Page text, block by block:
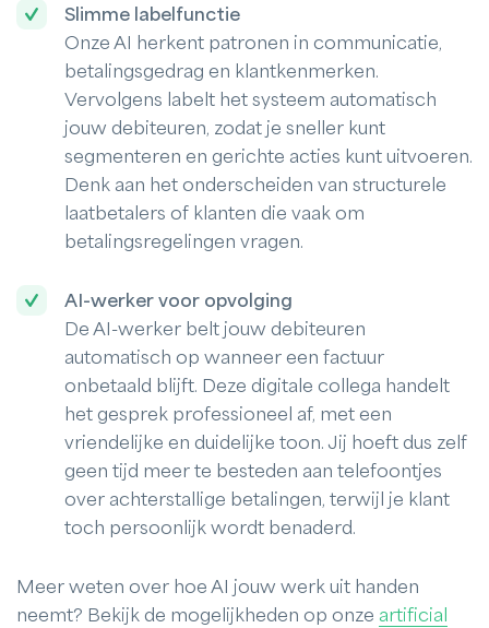
Slimme labelfunctie
Onze AI herkent patronen in communicatie,
betalingsgedrag en klantkenmerken.
Vervolgens labelt het systeem automatisch
jouw debiteuren, zodat je sneller kunt
segmenteren en gerichte acties kunt uitvoeren.
Denk aan het onderscheiden van structurele
laatbetalers of klanten die vaak om
betalingsregelingen vragen.
AI-werker voor opvolging
De AI-werker belt jouw debiteuren
automatisch op wanneer een factuur
onbetaald blijft. Deze digitale collega handelt
het gesprek professioneel af, met een
vriendelijke en duidelijke toon. Jij hoeft dus zelf
geen tijd meer te besteden aan telefoontjes
over achterstallige betalingen, terwijl je klant
toch persoonlijk wordt benaderd.
Meer weten over hoe AI jouw werk uit handen
neemt? Bekijk de mogelijkheden op onze artificial